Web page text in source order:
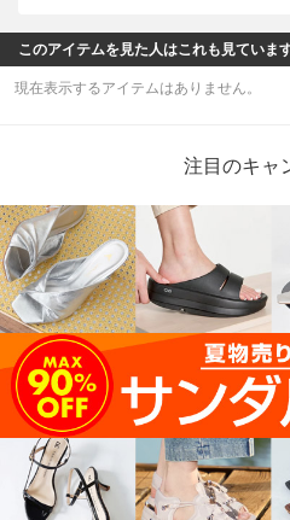
このアイテムを見た人はこれも見ていま
現在表示するアイテムはありません。
注目のキャ